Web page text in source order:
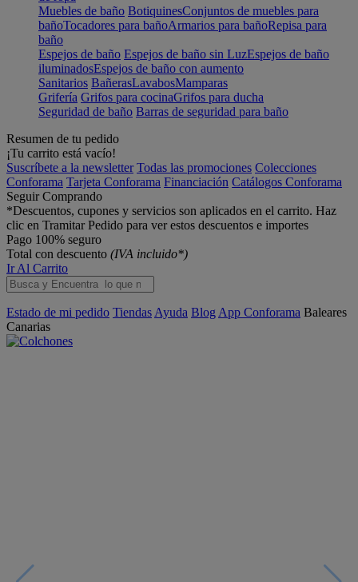
Muebles de baño BotiquinesConjuntos de muebles para
bañoTocadores para bañoArmarios para bañoRepisa para
baño
Espejos de baño Espejos de baño sin LuzEspejos de baño
iluminadosEspejos de baño con aumento
Sanitarios BañerasLavabosMamparas
Grifería Grifos para cocinaGrifos para ducha
Seguridad de baño Barras de seguridad para baño
Resumen de tu pedido
¡Tu carrito está vacío!
Suscríbete a la newsletter Todas las promociones Colecciones
Conforama Tarjeta Conforama Financiación Catálogos Conforama
Seguir Comprando
*Descuentos, cupones y servicios son aplicados en el carrito. Haz
clic en Tramitar Pedido para ver estos descuentos e importes
Pago 100% seguro
Total con descuento (IVA incluido*)
Ir Al Carrito
Estado de mi pedido Tiendas Ayuda Blog App Conforama Baleares
Canarias